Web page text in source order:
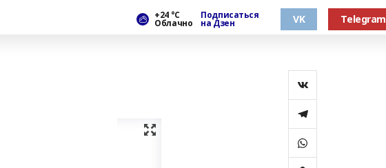
+24 °С
Облачно
Подписаться
на Дзен VK Telegram